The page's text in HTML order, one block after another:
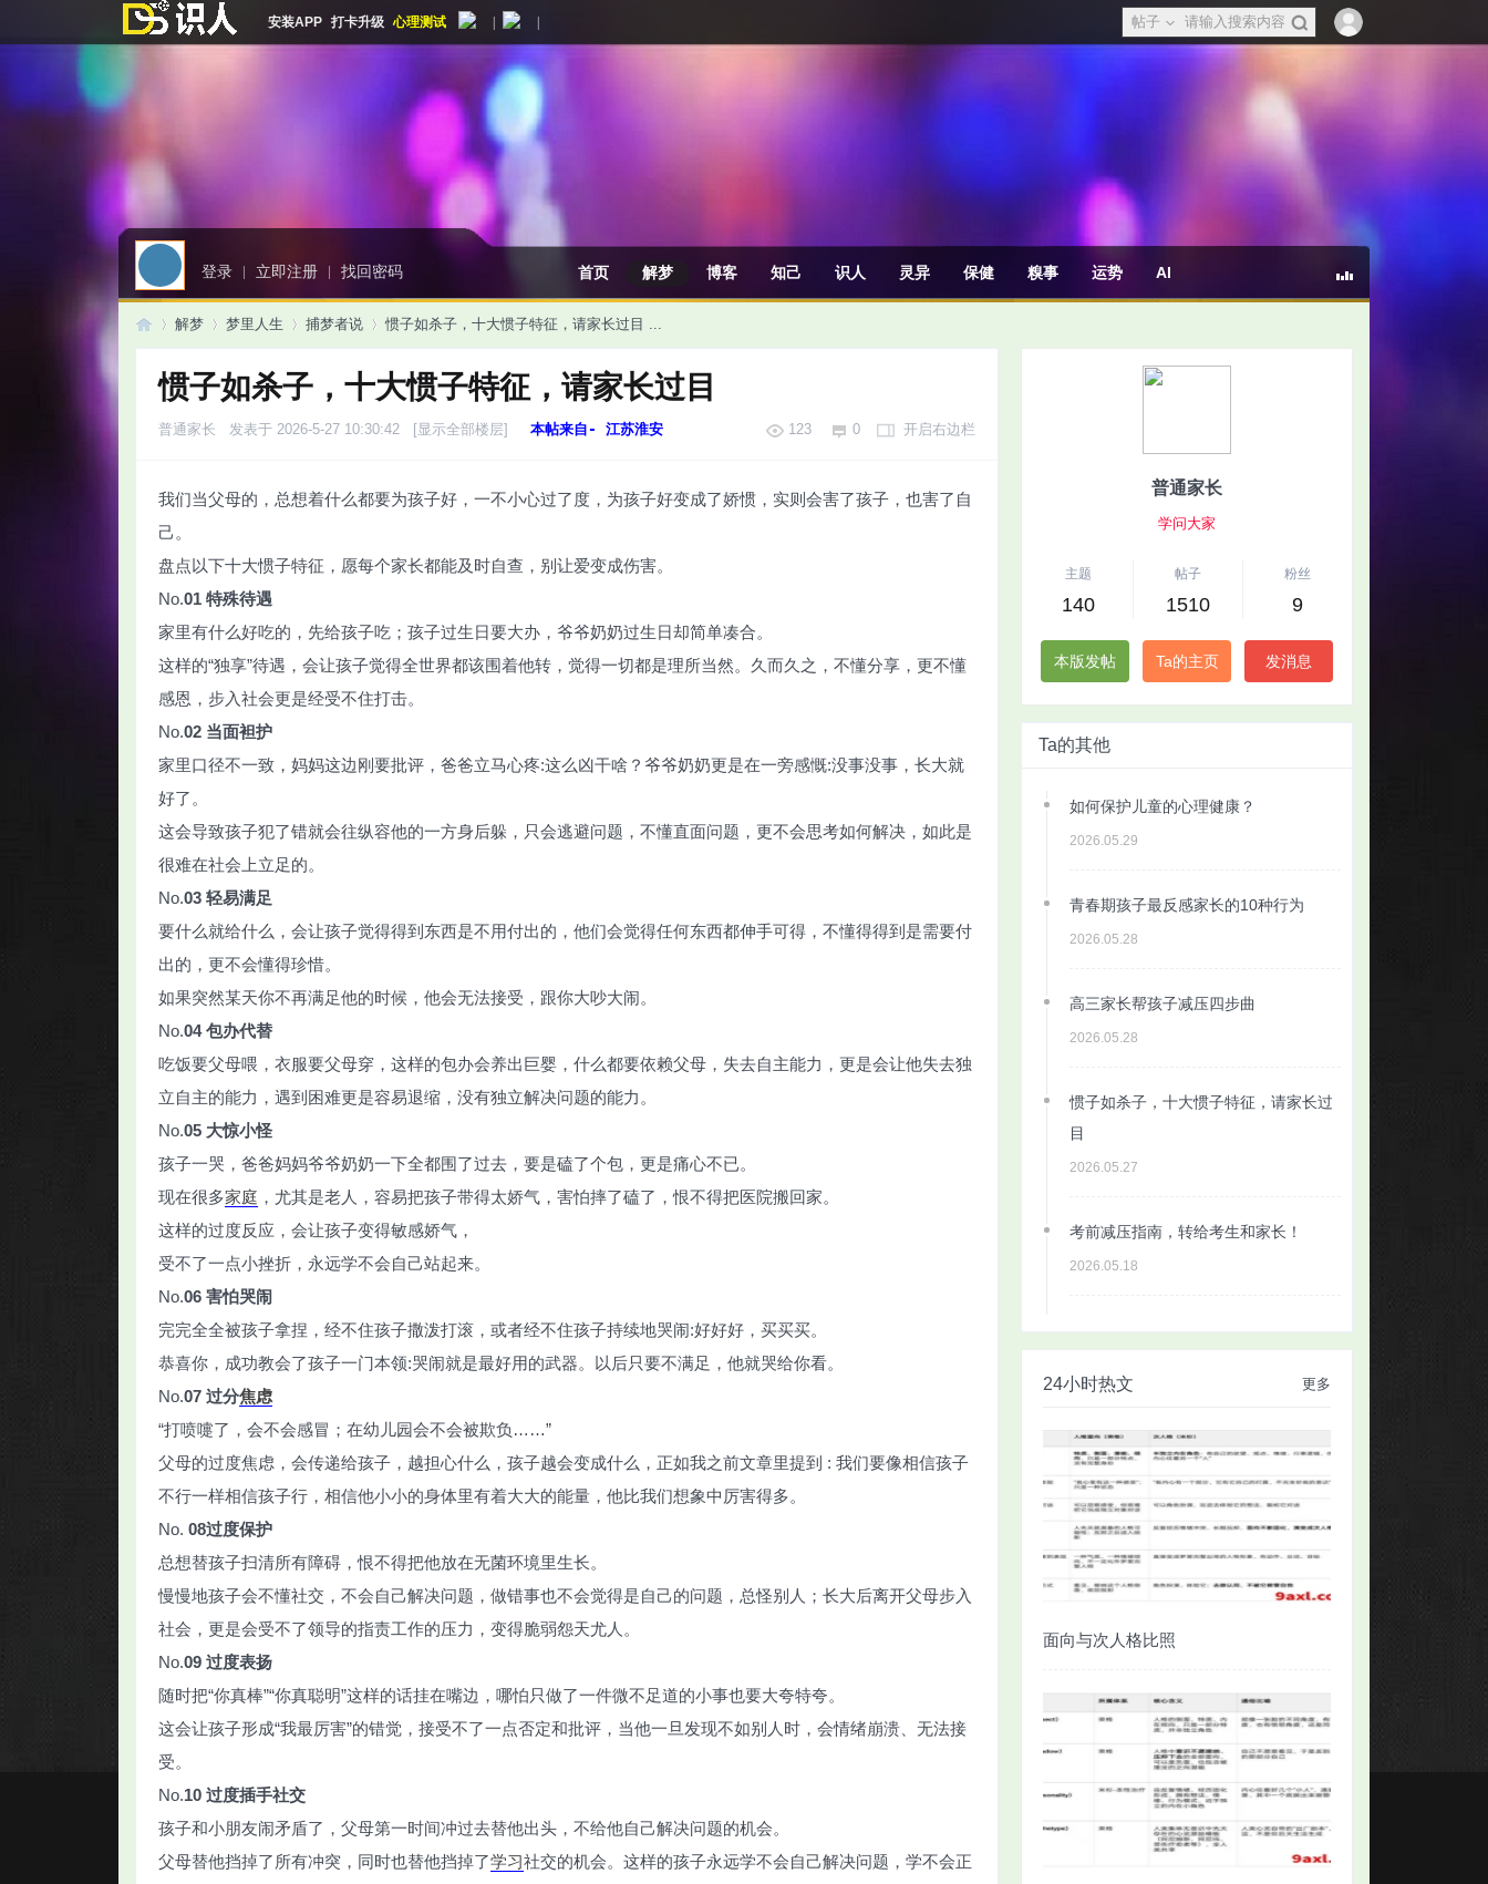
安装APP 打卡升级 心理测试 帖子
登录 | 立即注册 | 找回密码 首页 解梦 博客 知己 识人 灵异 保健 糗事 运势 AI
解梦
›
梦里人生 捕梦者说 惯子如杀子，十大惯子特征，请家长过目 ...
普通家长
学问大家
主题
140
帖子
1510
粉丝
9
本版发帖 Ta的主页 发消息
Ta的其他
如何保护儿童的心理健康？
2026.05.29
青春期孩子最反感家长的10种行为
2026.05.28
高三家长帮孩子减压四步曲
2026.05.28
惯子如杀子，十大惯子特征，请家长过
目
2026.05.27
考前减压指南，转给考生和家长！
2026.05.18
更多
24小时热文
面向与次人格比照
惯子如杀子，十大惯子特征，请家长过目
普通家长 发表于 2026-5-27 10:30:42 [显示全部楼层] 本帖来自- 江苏淮安 开启右边栏
123 0
我们当父母的，总想着什么都要为孩子好，一不小心过了度，为孩子好变成了娇惯，实则会害了孩子，也害了自
己。
盘点以下十大惯子特征，愿每个家长都能及时自查，别让爱变成伤害。
No.01 特殊待遇
家里有什么好吃的，先给孩子吃；孩子过生日要大办，爷爷奶奶过生日却简单凑合。
这样的“独享”待遇，会让孩子觉得全世界都该围着他转，觉得一切都是理所当然。久而久之，不懂分享，更不懂
感恩，步入社会更是经受不住打击。
No.02 当面袒护
家里口径不一致，妈妈这边刚要批评，爸爸立马心疼:这么凶干啥？爷爷奶奶更是在一旁感慨:没事没事，长大就
好了。
这会导致孩子犯了错就会往纵容他的一方身后躲，只会逃避问题，不懂直面问题，更不会思考如何解决，如此是
很难在社会上立足的。
No.03 轻易满足
要什么就给什么，会让孩子觉得得到东西是不用付出的，他们会觉得任何东西都伸手可得，不懂得得到是需要付
出的，更不会懂得珍惜。
如果突然某天你不再满足他的时候，他会无法接受，跟你大吵大闹。
No.04包办代替
吃饭要父母喂，衣服要父母穿，这样的包办会养出巨婴，什么都要依赖父母，失去自主能力，更是会让他失去独
立自主的能力，遇到困难更是容易退缩，没有独立解决问题的能力。
No.05 大惊小怪
孩子一哭，爸爸妈妈爷爷奶奶一下全都围了过去，要是磕了个包，更是痛心不已。
现在很多家庭 ，尤其是老人，容易把孩子带得太娇气，害怕摔了磕了，恨不得把医院搬回家。
这样的过度反应，会让孩子变得敏感娇气，
受不了一点小挫折，永远学不会自己站起来。
No.06 害怕哭闹
完完全全被孩子拿捏，经不住孩子撒泼打滚，或者经不住孩子持续地哭闹:好好好，买买买。
恭喜你，成功教会了孩子一门本领:哭闹就是最好用的武器。以后只要不满足，他就哭给你看。
No.07 过分焦虑
“打喷嚏了，会不会感冒；在幼儿园会不会被欺负……”
父母的过度焦虑，会传递给孩子，越担心什么，孩子越会变成什么，正如我之前文章里提到 : 我们要像相信孩子
不行一样相信孩子行，相信他小小的身体里有着大大的能量，他比我们想象中厉害得多。
No. 08过度保护
总想替孩子扫清所有障碍，恨不得把他放在无菌环境里生长。
慢慢地孩子会不懂社交，不会自己解决问题，做错事也不会觉得是自己的问题，总怪别人；长大后离开父母步入
社会，更是会受不了领导的指责工作的压力，变得脆弱怨天尤人。
No.09 过度表扬
随时把“你真棒”“你真聪明”这样的话挂在嘴边，哪怕只做了一件微不足道的小事也要大夸特夸。
这会让孩子形成“我最厉害”的错觉，接受不了一点否定和批评，当他一旦发现不如别人时，会情绪崩溃、无法接
受。
No.10 过度插手社交
孩子和小朋友闹矛盾了，父母第一时间冲过去替他出头，不给他自己解决问题的机会。
父母替他挡掉了所有冲突，同时也替他挡掉了学习社交的机会。这样的孩子永远学不会自己解决问题，学不会正